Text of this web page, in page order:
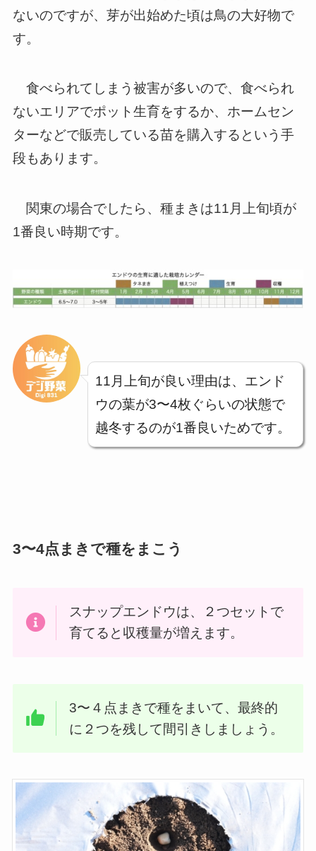
ないのですが、芽が出始めた頃は鳥の大好物で
す。
食べられてしまう被害が多いので、食べられ
ないエリアでポット生育をするか、ホームセン
ターなどで販売している苗を購入するという手
段もあります。
関東の場合でしたら、種まきは11月上旬頃が
1番良い時期です。
11月上旬が良い理由は、エンド
ウの葉が3〜4枚ぐらいの状態で
越冬するのが1番良いためです。
3〜4点まきで種をまこう
スナップエンドウは、２つセットで
育てると収穫量が増えます。
3〜４点まきで種をまいて、最終的
に２つを残して間引きしましょう。